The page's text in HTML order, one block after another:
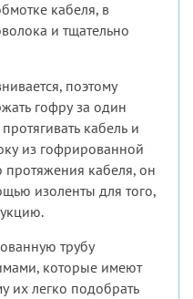
кабеля, в
и тщательно
поэтому
гофру за один
кабель и
из гофрированной
протяжения кабеля, он
изоленты для того,
трубу
которые имеют
их легко подобрать